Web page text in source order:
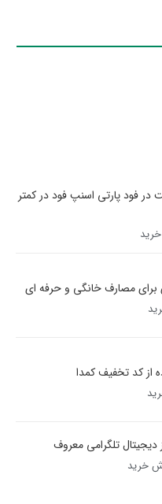
فود پارتی اسنپ فود در کمتر
از کد تخفیف کمدا
خرید